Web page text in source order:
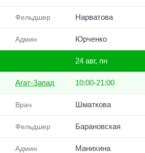
Фельдшер Нарватова
Админ Юрченко
24 авг, пн
Агат-Запад 10:00-21:00
Врач Шматкова
Фельдшер Барановская
Админ Манихина